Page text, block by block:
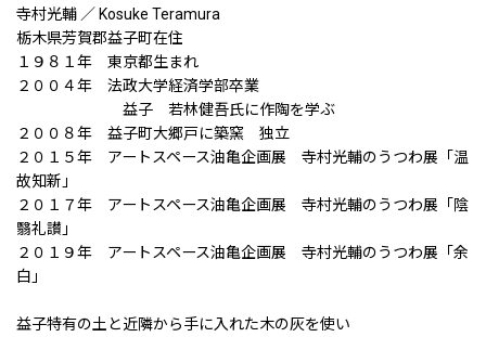
寺村光輔 ／ Kosuke Teramura
栃木県芳賀郡益子町在住
１９８１年 東京都生まれ
２００４年 法政大学経済学部卒業
益子 若林健吾氏に作陶を学ぶ
２００８年 益子町大郷戸に築窯 独立
２０１５年 アートスペース油亀企画展 寺村光輔のうつわ展「温
故知新」
２０１７年 アートスペース油亀企画展 寺村光輔のうつわ展「陰
翳礼讃」
２０１９年 アートスペース油亀企画展 寺村光輔のうつわ展「余
白」
益子特有の土と近隣から手に入れた木の灰を使い